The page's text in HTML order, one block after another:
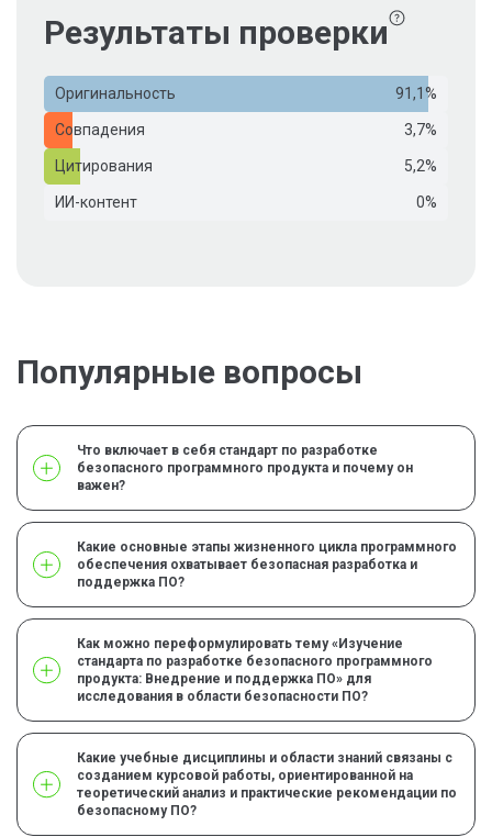
Результаты проверки
Оригинальность 91,1%
Совпадения 3,7%
Цитирования 5,2%
ИИ-контент 0%
Популярные вопросы
Что включает в себя стандарт по разработке
безопасного программного продукта и почему он
важен?
Какие основные этапы жизненного цикла программного
обеспечения охватывает безопасная разработка и
поддержка ПО?
Как можно переформулировать тему «Изучение
стандарта по разработке безопасного программного
продукта: Внедрение и поддержка ПО» для
исследования в области безопасности ПО?
Какие учебные дисциплины и области знаний связаны с
созданием курсовой работы, ориентированной на
теоретический анализ и практические рекомендации по
безопасному ПО?